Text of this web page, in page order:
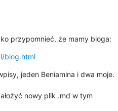
przypomnieć, że mamy bloga:
blog.html
jeden Beniamina i dwa moje.
nowy plik .md w tym